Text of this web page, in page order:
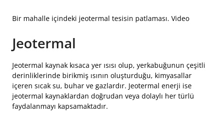
Bir mahalle içindeki jeotermal tesisin patlaması. Video
Jeotermal
Jeotermal kaynak kısaca yer ısısı olup, yerkabuğunun çeşitli
derinliklerinde birikmiş ısının oluşturduğu, kimyasallar
içeren sıcak su, buhar ve gazlardır. Jeotermal enerji ise
jeotermal kaynaklardan doğrudan veya dolaylı her türlü
faydalanmayı kapsamaktadır.